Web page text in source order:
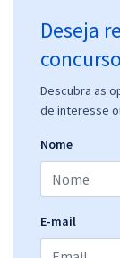
Deseja
Descubra as
de interesse
Nome
E-mail